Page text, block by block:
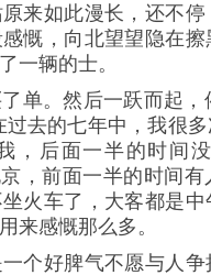
来如此漫长，还不
慨，向北望望隐在
一辆的士。
单。然后一跃而起
去的七年中，我很
，后面一半的时间
，前面一半的时间
火车了，大客都是
来感慨那么多。
个好脾气不愿与人